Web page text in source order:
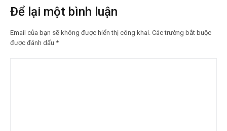
Để lại một bình luận
Email của bạn sẽ không được hiển thị công khai. Các trường bắt buộc
được đánh dấu *